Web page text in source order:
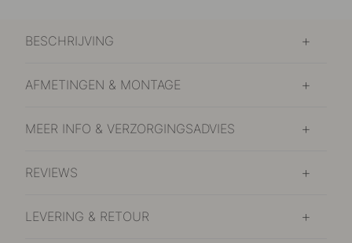
BESCHRIJVING
AFMETINGEN & MONTAGE
MEER INFO & VERZORGINGSADVIES
REVIEWS
LEVERING & RETOUR